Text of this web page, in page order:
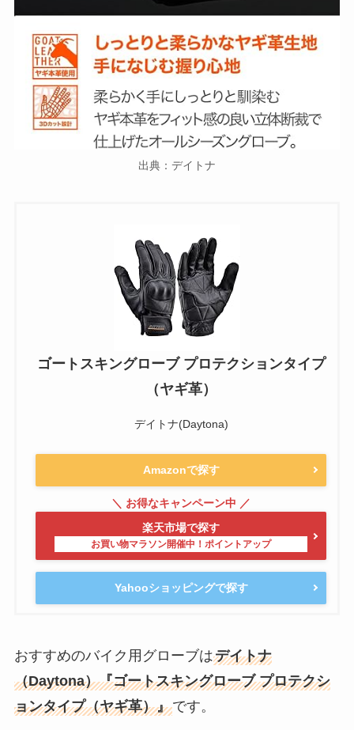
出典：デイトナ
ゴートスキングローブ プロテクションタイプ
（ヤギ革）
デイトナ(Daytona)
Amazonで探す
楽天市場で探す
Yahooショッピングで探す
おすすめのバイク用グローブはデイトナ
（Daytona）『ゴートスキングローブ プロテクシ
ョンタイプ（ヤギ革）』です。